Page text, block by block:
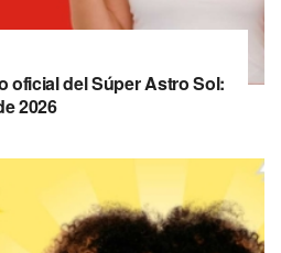
oficial del Súper Astro Sol:
2026